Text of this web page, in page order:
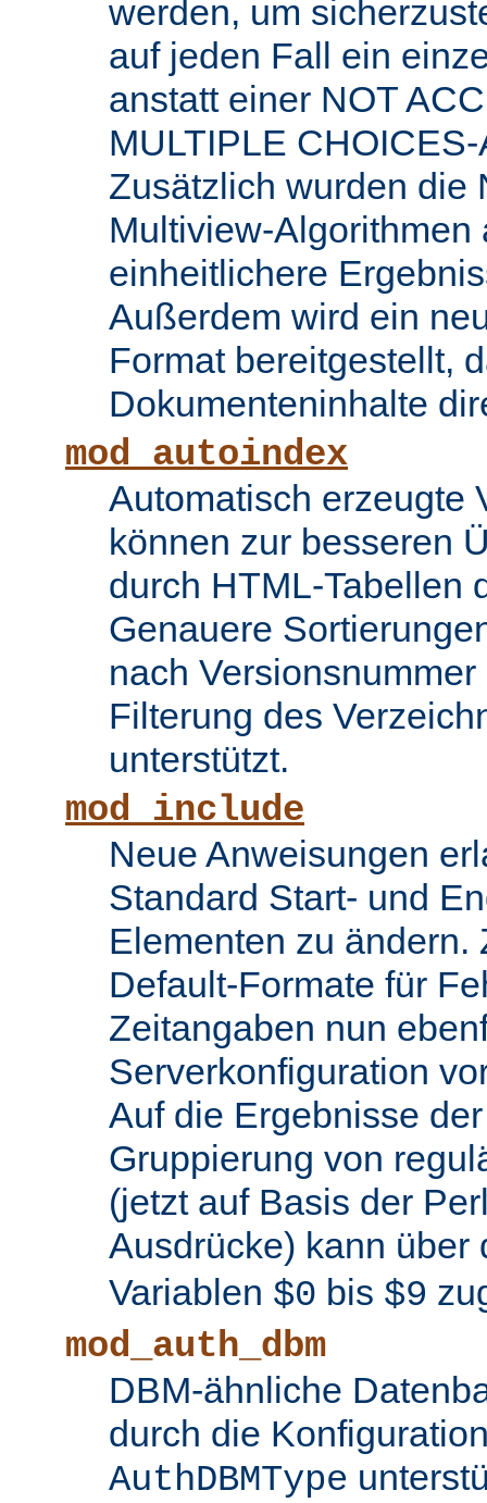
werden, um
auf jeden Fall ein
anstatt einer NOT
MULTIPLE
Zusätzlich wurden die
Multiview-Algorithmen
einheitlichere
Außerdem wird ein
Format bereitgestellt,
Dokumenteninhalte
mod_autoindex
Automatisch erzeugte
können zur besseren
durch HTML-Tabellen
Genauere
nach
Filterung des
unterstützt.
mod_include
Neue Anweisungen
Standard Start- und
Elementen zu ändern.
Default-Formate für
Zeitangaben nun
Serverkonfiguration
Auf die Ergebnisse
Gruppierung von
(jetzt auf Basis der
Ausdrücke) kann über
Variablen $0 bis $9
mod_auth_dbm
DBM-ähnliche
durch die
AuthDBMType